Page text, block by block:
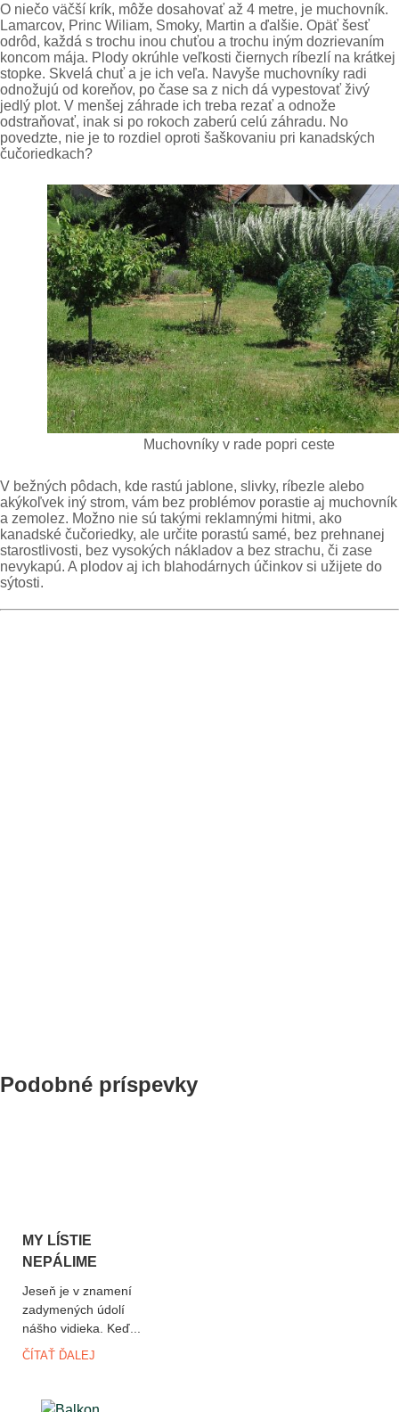
O niečo väčší krík, môže dosahovať až 4 metre, je muchovník.
Lamarcov, Princ Wiliam, Smoky, Martin a ďalšie. Opäť šesť
odrôd, každá s trochu inou chuťou a trochu iným dozrievaním
koncom mája. Plody okrúhle veľkosti čiernych ríbezlí na krátkej
stopke. Skvelá chuť a je ich veľa. Navyše muchovníky radi
odnožujú od koreňov, po čase sa z nich dá vypestovať živý
jedlý plot. V menšej záhrade ich treba rezať a odnože
odstraňovať, inak si po rokoch zaberú celú záhradu. No
povedzte, nie je to rozdiel oproti šaškovaniu pri kanadských
čučoriedkach?
Muchovníky v rade popri ceste
V bežných pôdach, kde rastú jablone, slivky, ríbezle alebo
akýkoľvek iný strom, vám bez problémov porastie aj muchovník
a zemolez. Možno nie sú takými reklamnými hitmi, ako
kanadské čučoriedky, ale určite porastú samé, bez prehnanej
starostlivosti, bez vysokých nákladov a bez strachu, či zase
nevykapú. A plodov aj ich blahodárnych účinkov si užijete do
sýtosti.
Podobné príspevky
MY LÍSTIE
NEPÁLIME
Jeseň je v znamení
zadymených údolí
nášho vidieka. Keď...
ČÍTAŤ ĎALEJ